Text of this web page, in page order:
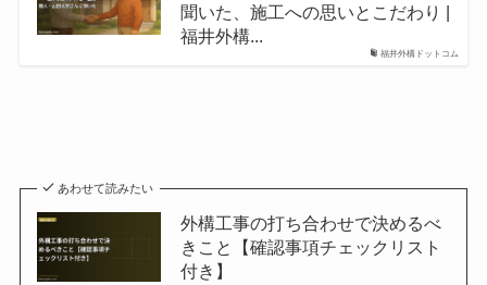
福井外構ドットコム
聞いた、施工への思いとこだわり |
福井外構...
あわせて読みたい
外構工事の打ち合わせで決めるべ
きこと【確認事項チェックリスト
付き】